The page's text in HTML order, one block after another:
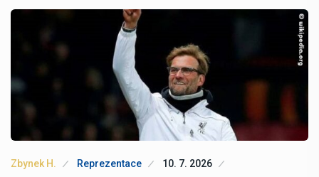
Zbynek H. Reprezentace 10. 7. 2026